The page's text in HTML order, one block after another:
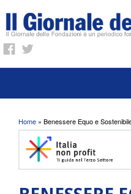
Tu sei qui
Home » Benessere Equo e